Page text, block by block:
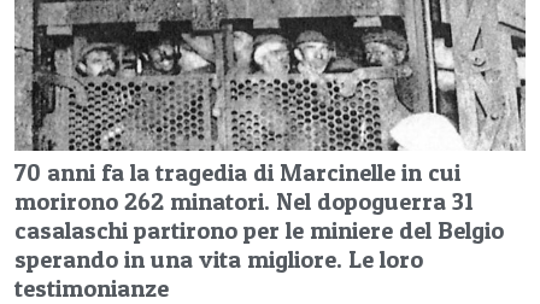
70 anni fa la tragedia di Marcinelle in cui
morirono 262 minatori. Nel dopoguerra 31
casalaschi partirono per le miniere del Belgio
sperando in una vita migliore. Le loro
testimonianze